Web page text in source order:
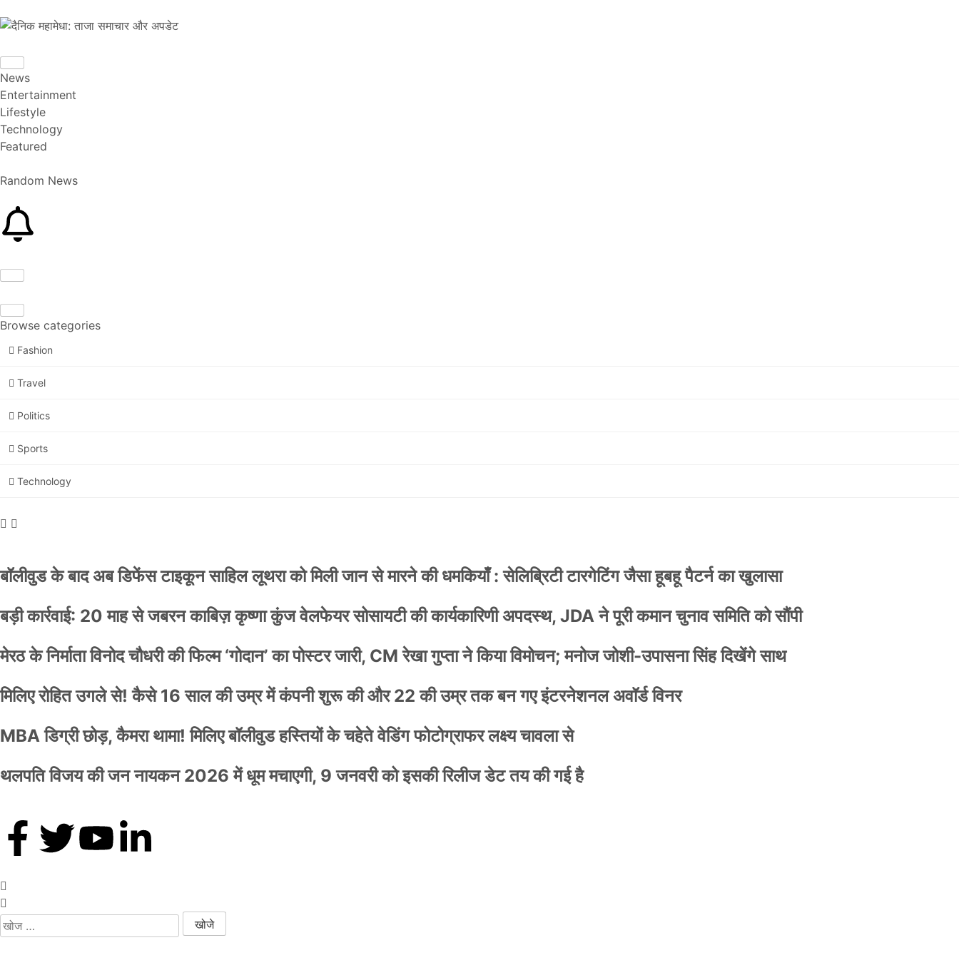
News
Entertainment
Lifestyle
Technology
Featured
Random News
Browse categories
Fashion
Travel
Politics
Sports
Technology
बॉलीवुड के बाद अब डिफेंस टाइकून साहिल लूथरा को मिली जान से मारने की धमकियाँ : सेलिब्रिटी टारगेटिंग जैसा हूबहू पैटर्न का खुलासा
बड़ी कार्रवाई: 20 माह से जबरन काबिज़ कृष्णा कुंज वेलफेयर सोसायटी की कार्यकारिणी अपदस्थ, JDA ने पूरी कमान चुनाव समिति को सौंपी
मेरठ के निर्माता विनोद चौधरी की फिल्म ‘गोदान’ का पोस्टर जारी, CM रेखा गुप्ता ने किया विमोचन; मनोज जोशी-उपासना सिंह दिखेंगे साथ
मिलिए रोहित उगले से! कैसे 16 साल की उम्र में कंपनी शुरू की और 22 की उम्र तक बन गए इंटरनेशनल अवॉर्ड विनर
MBA डिग्री छोड़, कैमरा थामा! मिलिए बॉलीवुड हस्तियों के चहेते वेडिंग फोटोग्राफर लक्ष्य चावला से
थलपति विजय की जन नायकन 2026 में धूम मचाएगी, 9 जनवरी को इसकी रिलीज डेट तय की गई है